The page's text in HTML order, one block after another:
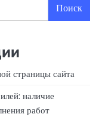
Поиск
страницы сайта
наличие
работ